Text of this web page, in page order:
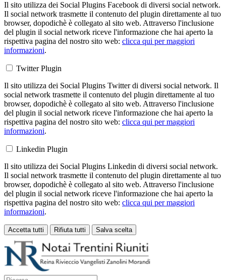
Il sito utilizza dei Social Plugins Facebook di diversi social network.
Il social network trasmette il contenuto del plugin direttamente al tuo
browser, dopodichè è collegato al sito web. Attraverso l'inclusione
del plugin il social network riceve l'informazione che hai aperto la
rispettiva pagina del nostro sito web: clicca qui per maggiori
informazioni.
Twitter Plugin
Il sito utilizza dei Social Plugins Twitter di diversi social network. Il
social network trasmette il contenuto del plugin direttamente al tuo
browser, dopodichè è collegato al sito web. Attraverso l'inclusione
del plugin il social network riceve l'informazione che hai aperto la
rispettiva pagina del nostro sito web: clicca qui per maggiori
informazioni.
Linkedin Plugin
Il sito utilizza dei Social Plugins Linkedin di diversi social network.
Il social network trasmette il contenuto del plugin direttamente al tuo
browser, dopodichè è collegato al sito web. Attraverso l'inclusione
del plugin il social network riceve l'informazione che hai aperto la
rispettiva pagina del nostro sito web: clicca qui per maggiori
informazioni.
Accetta tutti Rifiuta tutti Salva scelta
Loading...